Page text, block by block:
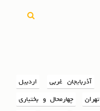
آذربایجان غربی
اردبیل
تهران
چهارمحال و بختیاری